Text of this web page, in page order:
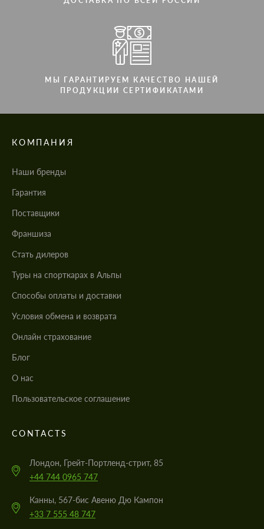
МЫ ГАРАНТИРУЕМ КАЧЕСТВО НАШЕЙ
ПРОДУКЦИИ СЕРТИФИКАТАМИ
КОМПАНИЯ
Наши бренды
Гарантия
Поставщики
Франшиза
Стать дилеров
Туры на спорткарах в Альпы
Cпособы оплаты и доставки
Условия обмена и возврата
Онлайн страхование
Блог
О нас
Пользовательское соглашение
CONTACTS
Лондон, Грейт-Портленд-стрит, 85
+44 744 0965 747
Канны, 567-бис Авеню Дю Кампон
+33 7 555 48 747